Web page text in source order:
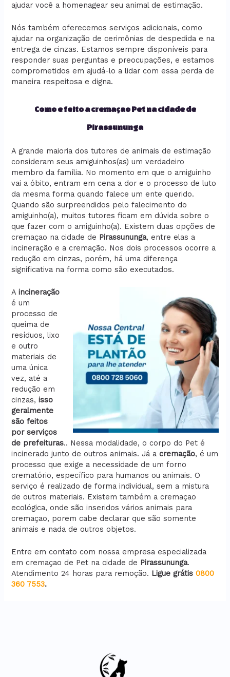
ajudar você a homenagear seu animal de estimação.
Nós também oferecemos serviços adicionais, como
ajudar na organização de cerimônias de despedida e na
entrega de cinzas. Estamos sempre disponíveis para
responder suas perguntas e preocupações, e estamos
comprometidos em ajudá-lo a lidar com essa perda de
maneira respeitosa e digna.
Como e feito a cremaçao Pet na cidade de
Pirassununga
A grande maioria dos tutores de animais de estimação
consideram seus amiguinhos(as) um verdadeiro
membro da família. No momento em que o amiguinho
vai a óbito, entram em cena a dor e o processo de luto
da mesma forma quando falece um ente querido.
Quando são surpreendidos pelo falecimento do
amiguinho(a), muitos tutores ficam em dúvida sobre o
que fazer com o amiguinho(a). Existem duas opções de
cremaçao na cidade de Pirassununga, entre elas a
incineração e a cremação. Nos dois processos ocorre a
redução em cinzas, porém, há uma diferença
significativa na forma como são executados.
Aincineração
é um
processo de
queima de
resíduos, lixo
e outro
materiais de
uma única
vez, até a
redução em
cinzas,isso
geralmente
são feitos
por serviços
de prefeituras.. Nessa modalidade, o corpo do Pet é
incinerado junto de outros animais. Já acremação, é um
processo que exige a necessidade de um forno
crematório, específico para humanos ou animais. O
serviço é realizado de forma individual, sem a mistura
de outros materiais. Existem também a cremaçao
ecológica, onde são inseridos vários animais para
cremaçao, porem cabe declarar que são somente
animais e nada de outros objetos.
Entre em contato com nossa empresa especializada
em cremaçao de Pet na cidade de Pirassununga.
Atendimento 24 horas para remoção. Ligue grátis0800
360 7553.